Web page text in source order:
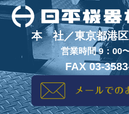
本 社／東京都港区
営業時間 9：00
FAX 03-